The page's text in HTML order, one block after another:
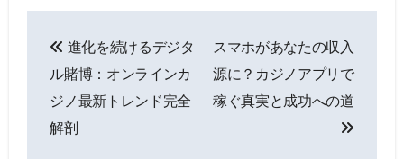
navigation
進化を続けるデジタ
ル賭博：オンラインカ
ジノ最新トレンド完全
解剖
スマホがあなたの収入
源に？カジノアプリで
稼ぐ真実と成功への道